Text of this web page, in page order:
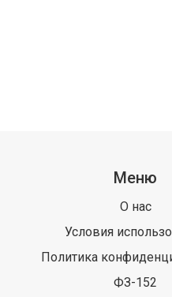
Меню
О нас
Условия
Политика
ФЗ-152